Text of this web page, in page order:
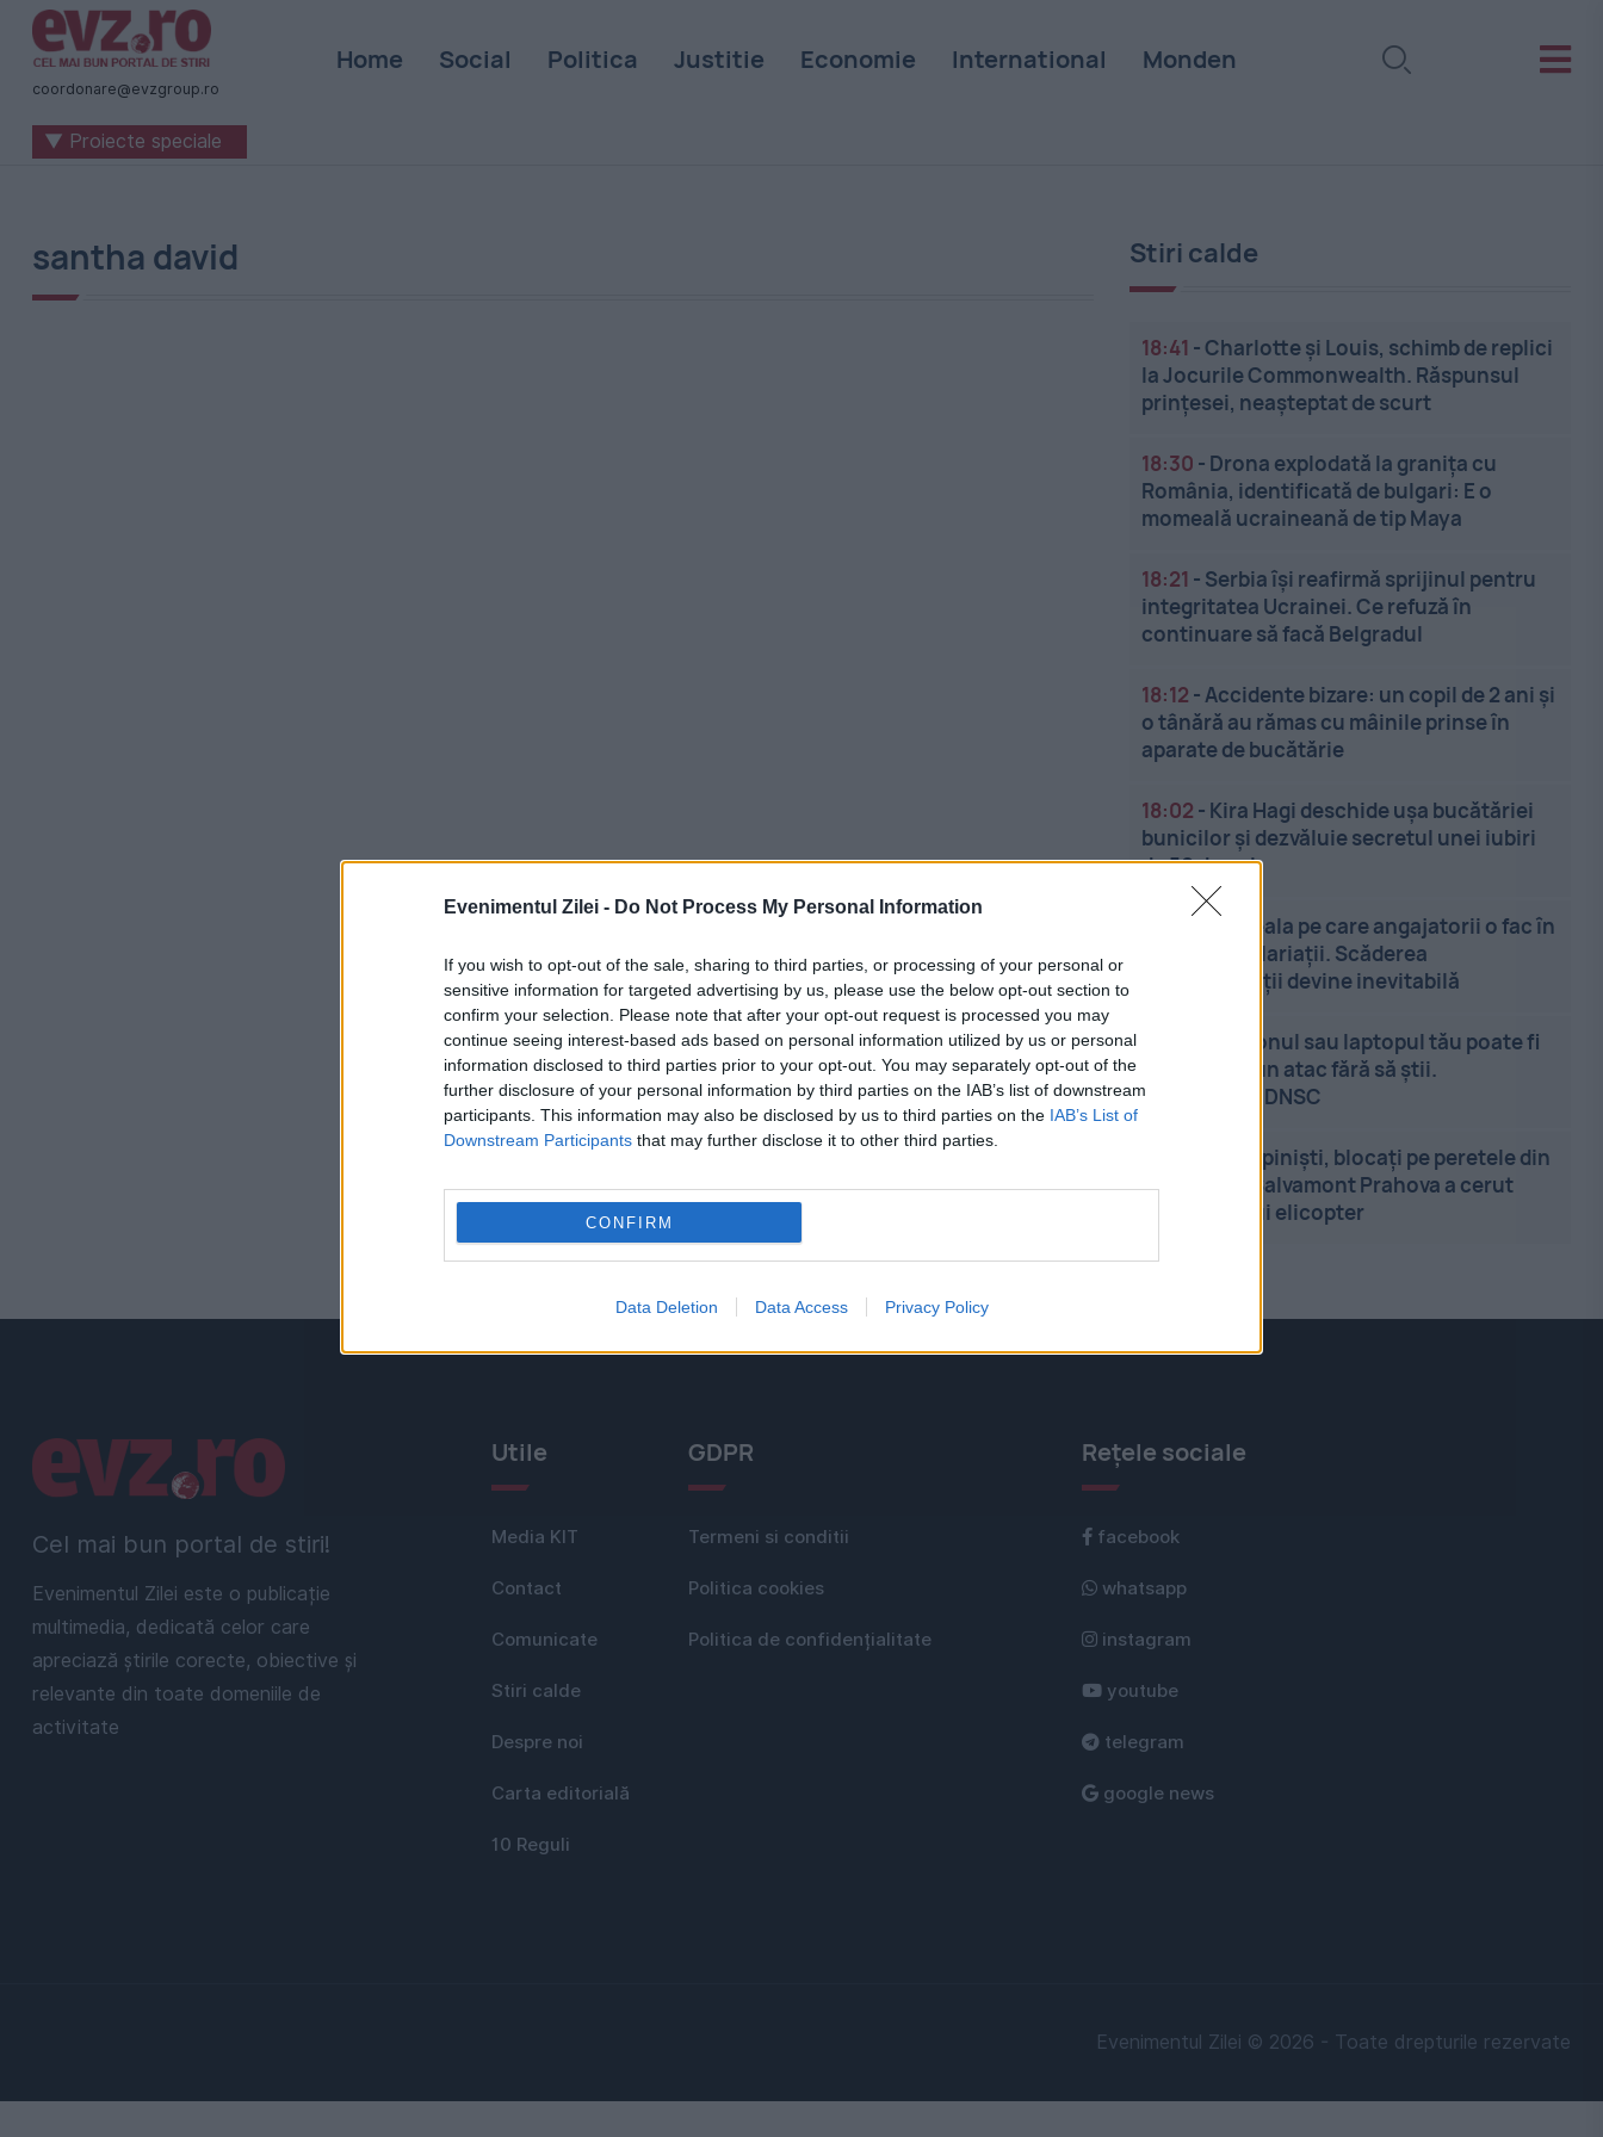
Evenimentul Zilei - Do Not Process My Personal Information
If you wish to opt-out of the sale, sharing to third parties, or processing of your personal or
sensitive information for targeted advertising by us, please use the below opt-out section to
confirm your selection. Please note that after your opt-out request is processed you may
continue seeing interest-based ads based on personal information utilized by us or personal
information disclosed to third parties prior to your opt-out. You may separately opt-out of the
further disclosure of your personal information by third parties on the IAB’s list of downstream
participants. This information may also be disclosed by us to third parties on the IAB’s List of
Downstream Participants that may further disclose it to other third parties.
CONFIRM
Data Deletion Data Access Privacy Policy
Știri
naționale
internaționale
România
-
coordonare@evzgroup.ro
Home Social Politica Justitie Economie International Monden
▼ Proiecte speciale
santha david Stiri calde
18:41 -Charlotte și Louis, schimb de replici
la Jocurile Commonwealth. Răspunsul
prințesei, neașteptat de scurt
18:30 - Drona explodată la granița cu
România, identificată de bulgari: E o
momeală ucraineană de tip Maya
18:21 - Serbia își reafirmă sprijinul pentru
integritatea Ucrainei. Ce refuză în
continuare să facă Belgradul
18:12 -Accidente bizare: un copil de 2 ani și
o tânără au rămas cu mâinile prinse în
aparate de bucătărie
18:02 - Kira Hagi deschide ușa bucătăriei
bunicilor și dezvăluie secretul unei iubiri
de 50 de ani
Greșeala pe care angajatorii o fac în
relația cu salariații. Scăderea
productivității devine inevitabilă
Telefonul sau laptopul tău poate fi
folosit într-un atac fără să știi.
Avertisment DNSC
Doi alpiniști, blocați pe peretele din
Valea Albă. Salvamont Prahova a cerut
sprijinul unui elicopter
Cel mai bun portal de stiri!
Evenimentul Zilei este o publicație
multimedia, dedicată celor care
apreciază știrile corecte, obiective și
relevante din toate domeniile de
activitate
Linkuri utile Utile
Media KIT
Contact
Comunicate
Stiri calde
Despre noi
Carta editorială
10 Reguli
GDPR
Termeni si conditii
Politica cookies
Politica de confidențialitate
Rețele sociale
facebook
whatsapp
instagram
youtube
telegram
google news
Evenimentul Zilei © 2026 - Toate drepturile rezervate